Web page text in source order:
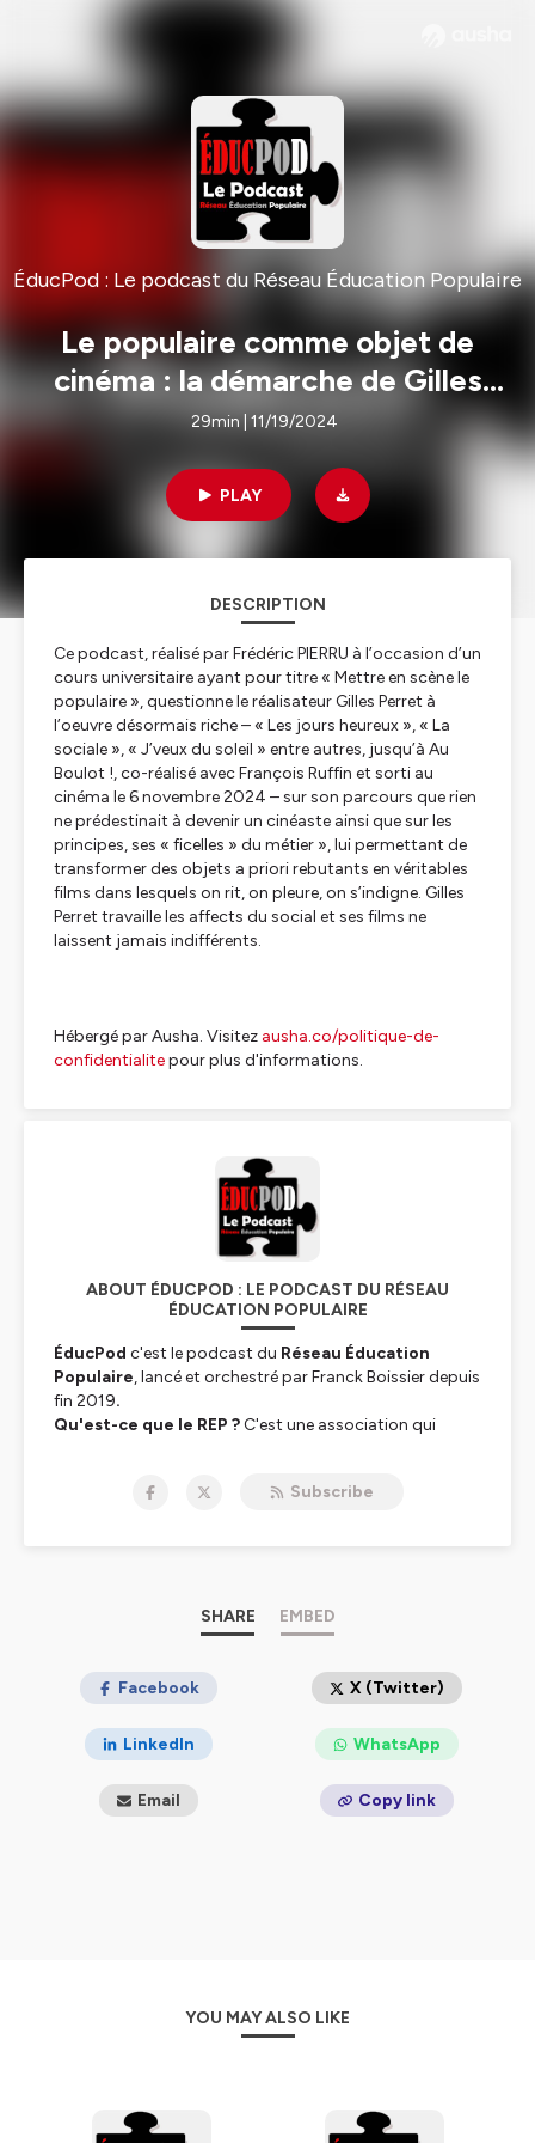
ÉducPod : Le podcast du Réseau Éducation Populaire
Le populaire comme objet de
cinéma : la démarche de Gilles
Perret
29min | 11/19/2024
PLAY
DESCRIPTION
Ce podcast, réalisé par Frédéric PIERRU à l’occasion d’un
cours universitaire ayant pour titre « Mettre en scène le
populaire », questionne le réalisateur Gilles Perret à
l’oeuvre désormais riche – « Les jours heureux », « La
sociale », « J’veux du soleil » entre autres, jusqu’à Au
Boulot !, co-réalisé avec François Ruffin et sorti au
cinéma le 6 novembre 2024 – sur son parcours que rien
ne prédestinait à devenir un cinéaste ainsi que sur les
principes, ses « ficelles » du métier », lui permettant de
transformer des objets a priori rebutants en véritables
films dans lesquels on rit, on pleure, on s’indigne. Gilles
Perret travaille les affects du social et ses films ne
laissent jamais indifférents.
Hébergé par Ausha. Visitez ausha.co/politique-de-
confidentialitepour plus d'informations.
ABOUT ÉDUCPOD : LE PODCAST DU RÉSEAU
ÉDUCATION POPULAIRE
ÉducPod c'est le podcast du Réseau Éducation
Populaire, lancé et orchestré par Franck Boissier depuis
fin 2019.
Qu'est-ce que le REP ? C'est une association qui
Cette dernière est pour le REP une activité culturelle qui
Le site web du REP :www.reseaueducationpopulaire.fr
Libre de droits de https://audiohub.fr - Licence: CC BY
Hébergé par Ausha. Visitez
ausha.co/politique-de-
confidentialitepour plus d'informations.
Subscribe
SHARE EMBED
Facebook X (Twitter)
LinkedIn WhatsApp
Email Copy link
YOU MAY ALSO LIKE